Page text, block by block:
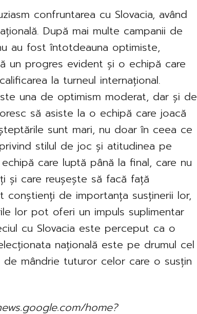
confruntarea cu Slovacia, având
După mai multe campanii de
au fost întotdeauna optimiste,
un progres evident și o echipă care
la turneul internațional.
una de optimism moderat, dar și de
să asiste la o echipă care joacă
sunt mari, nu doar în ceea ce
stilul de joc și atitudinea pe
care luptă până la final, care nu
și care reușește să facă față
conștienți de importanța susținerii lor,
lor pot oferi un impuls suplimentar
cu Slovacia este perceput ca o
națională este pe drumul cel
mândrie tuturor celor care o susțin
home?